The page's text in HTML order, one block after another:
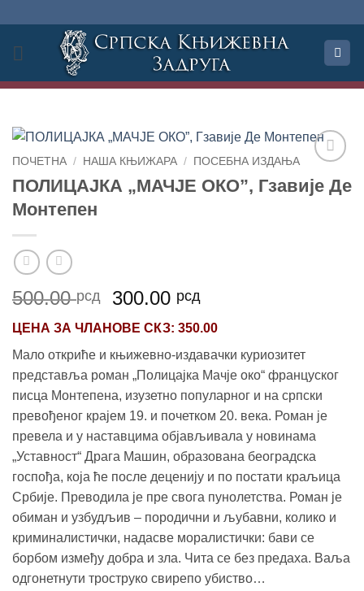
садржај
Додај
у
ПОЧЕТНА / НАША КЊИЖАРА / ПОСЕБНА ИЗДАЊА
ПОЛИЦАЈКА „МАЧЈЕ ОКО”, Гзавије Де
Монтепен
500.00рсд
Оригинална
је
била:
500.00 рсд.
300.00 рсдТренутна
је:
300.00 рсд.
ЦЕНА ЗА ЧЛАНОВЕ СКЗ: 350.00
Мало откриће и књижевно-издавачки куриозитет
представља роман „Полицајка Мачје око“ француског
писца Монтепена, изузетно популарног и на српски
превођеног крајем 19. и почетком 20. века. Роман је
превела и у наставцима објављивала у новинама
„Уставност“ Драга Машин, образована београдска
госпођа, која ће после деценију и по постати краљица
Србије. Преводила је пре свога пунолетства. Роман је
обиман и узбудљив – породични и љубавни, колико и
криминалистички, надасве моралистички: бави се
борбом између добра и зла. Чита се без предаха. Ваља
одгонетнути троструко свирепо убиство…